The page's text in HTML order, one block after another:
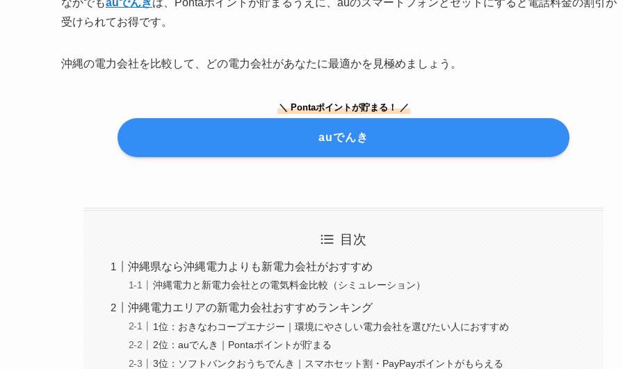
受けられてお得です。
沖縄の電力会社を比較して、どの電力会社があなたに最適かを見極めましょう。
＼ Pontaポイントが貯まる！ ／
auでんき
目次
沖縄県なら沖縄電力よりも新電力会社がおすすめ
沖縄電力と新電力会社との電気料金比較（シミュレーション）
沖縄電力エリアの新電力会社おすすめランキング
1位：おきなわコープエナジー｜環境にやさしい電力会社を選びたい人におすすめ
2位：auでんき｜Pontaポイントが貯まる
3位：ソフトバンクおうちでんき｜スマホセット割・PayPayポイントがもらえる